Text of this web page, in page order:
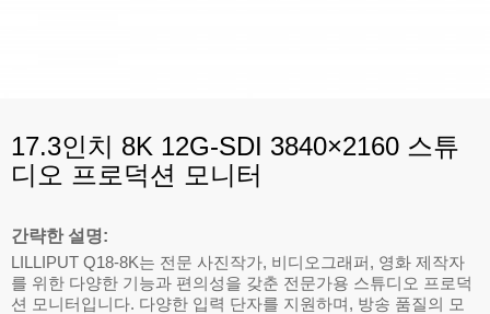
17.3인치 8K 12G-SDI 3840×2160 스튜
디오 프로덕션 모니터
간략한 설명:
LILLIPUT Q18-8K는 전문 사진작가, 비디오그래퍼, 영화 제작자
를 위한 다양한 기능과 편의성을 갖춘 전문가용 스튜디오 프로덕
션 모니터입니다. 다양한 입력 단자를 지원하며, 방송 품질의 모